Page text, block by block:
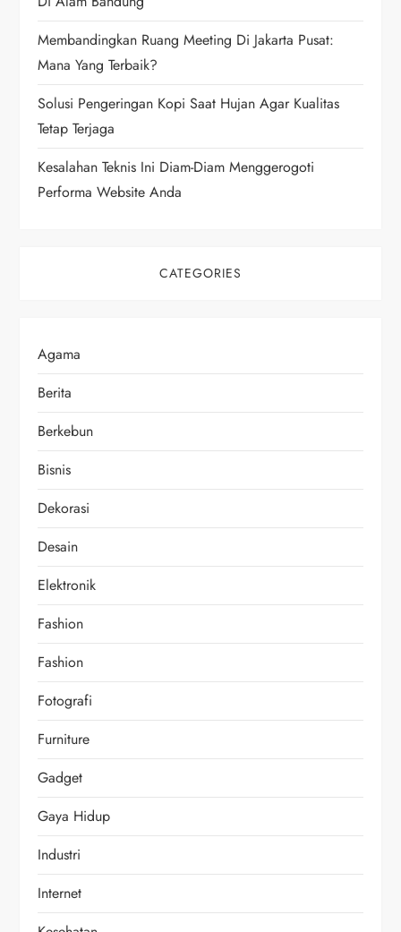
i
o
n
Membandingkan Ruang Meeting Di Jakarta Pusat:
Mana Yang Terbaik?
Solusi Pengeringan Kopi Saat Hujan Agar Kualitas
Tetap Terjaga
Kesalahan Teknis Ini Diam-Diam Menggerogoti
Performa Website Anda
CATEGORIES
Agama
Berita
Berkebun
Bisnis
Dekorasi
Desain
Elektronik
Fashion
Fashion
Fotografi
Furniture
Gadget
Gaya Hidup
Industri
Internet